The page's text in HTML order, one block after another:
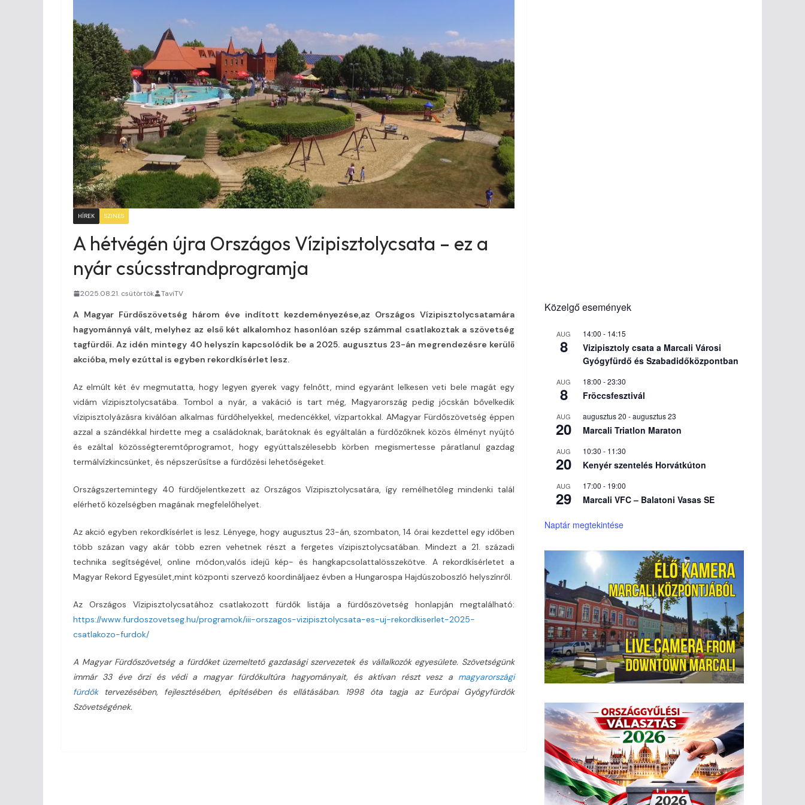
HÍREK SZINES
A hétvégén újra Országos Vízipisztolycsata – ez a
nyár csúcsstrandprogramja
2025.08.21. csütörtök TaviTV
A Magyar Fürdőszövetség három éve indított kezdeményezése,az Országos Vízipisztolycsatamára
hagyománnyá vált, melyhez az első két alkalomhoz hasonlóan szép számmal csatlakoztak a szövetség
tagfürdői. Az idén mintegy 40 helyszín kapcsolódik be a 2025. augusztus 23-án megrendezésre kerülő
akcióba, mely ezúttal is egyben rekordkísérlet lesz.
Az elmúlt két év megmutatta, hogy legyen gyerek vagy felnőtt, mind egyaránt lelkesen veti bele magát egy
vidám vízipisztolycsatába. Tombol a nyár, a vakáció is tart még, Magyarország pedig jócskán bővelkedik
vízipisztolyázásra kiválóan alkalmas fürdőhelyekkel, medencékkel, vízpartokkal. AMagyar Fürdőszövetség éppen
azzal a szándékkal hirdette meg a családoknak, barátoknak és egyáltalán a fürdőzőknek közös élményt nyújtó
és ezáltal közösségteremtőprogramot, hogy egyúttalszélesebb körben megismertesse páratlanul gazdag
termálvízkincsünket, és népszerűsítse a fürdőzési lehetőségeket.
Országszertemintegy 40 fürdőjelentkezett az Országos Vízipisztolycsatára, így remélhetőleg mindenki talál
elérhető közelségben magának megfelelőhelyet.
Az akció egyben rekordkísérlet is lesz. Lényege, hogy augusztus 23-án, szombaton, 14 órai kezdettel egy időben
több százan vagy akár több ezren vehetnek részt a fergetes vízipisztolycsatában. Mindezt a 21. századi
technika segítségével, online módon,valós idejű kép- és hangkapcsolattalösszekötve. A rekordkísérletet a
Magyar Rekord Egyesület,mint központi szervező koordináljaez évben a Hungarospa Hajdúszoboszló helyszínről.
Az Országos Vízipisztolycsatához csatlakozott fürdők listája a fürdőszövetség honlapján megtalálható:
https://www.furdoszovetseg.hu/programok/iii-orszagos-vizipisztolycsata-es-uj-rekordkiserlet-2025-
csatlakozo-furdok/
A Magyar Fürdőszövetség a fürdőket üzemeltető gazdasági szervezetek és vállalkozók egyesülete. Szövetségünk
immár 33 éve őrzi és védi a magyar fürdőkultúra hagyományait, és aktívan részt vesz a magyarországi
fürdőktervezésében, fejlesztésében, építésében és ellátásában. 1998 óta tagja az Európai Gyógyfürdők
Szövetségének.
Közelgő események
AUG
8
14:00 - 14:15
Vizipisztoly csata a Marcali Városi
Gyógyfürdő és Szabadidőközpontban
AUG
8
18:00 -23:30
Fröccsfesztivál
AUG
20
augusztus 20 -augusztus 23
Marcali Triatlon Maraton
AUG
20
10:30 - 11:30
Kenyér szentelés Horvátkúton
AUG
29
17:00 - 19:00
Marcali VFC – Balatoni Vasas SE
Naptár megtekintése